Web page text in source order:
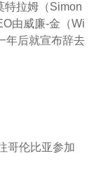
特拉姆（Simon
由威廉-金（Wi
年后就宣布辞去
哥伦比亚参加